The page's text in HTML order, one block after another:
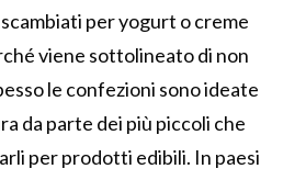
per yogurt o creme
viene sottolineato di non
le confezioni sono ideate
da parte dei più piccoli che
per prodotti edibili. In paesi